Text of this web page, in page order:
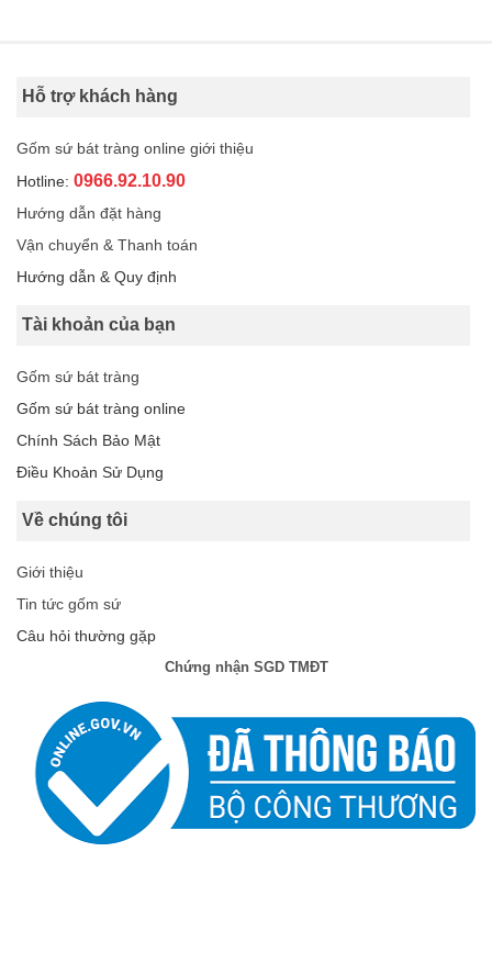
Hỗ trợ khách hàng
Gốm sứ bát tràng online giới thiệu
Hotline: 0966.92.10.90
Hướng dẫn đặt hàng
Vận chuyển & Thanh toán
Hướng dẫn & Quy định
Tài khoản của bạn
Gốm sứ bát tràng
Gốm sứ bát tràng online
Chính Sách Bảo Mật
Điều Khoản Sử Dụng
Về chúng tôi
Giới thiệu
Tin tức gốm sứ
Câu hỏi thường gặp
Chứng nhận SGD TMĐT